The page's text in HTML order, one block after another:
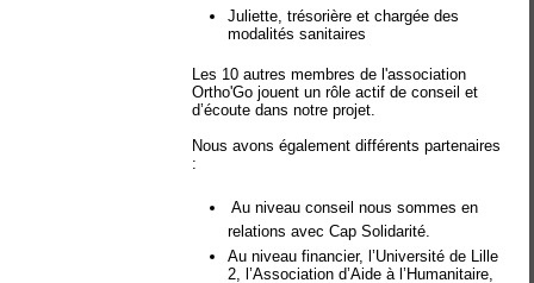
Juliette, trésorière et chargée des
modalités sanitaires
Les 10 autres membres de l'association
Ortho'Go jouent un rôle actif de conseil et
d’écoute dans notre projet.
Nous avons également différents partenaires
:
 Au niveau conseil nous sommes en
relations avec Cap Solidarité.
Au niveau financier, l’Université de Lille
2, l’Association d’Aide à l’Humanitaire,